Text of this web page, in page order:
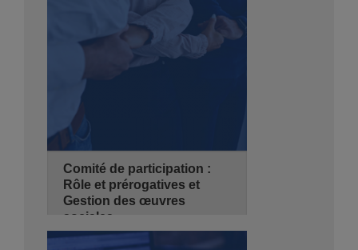
Se Pré-inscrire Détails
Comité de participation :
Rôle et prérogatives et
Gestion des œuvres
sociales
25/10/2026